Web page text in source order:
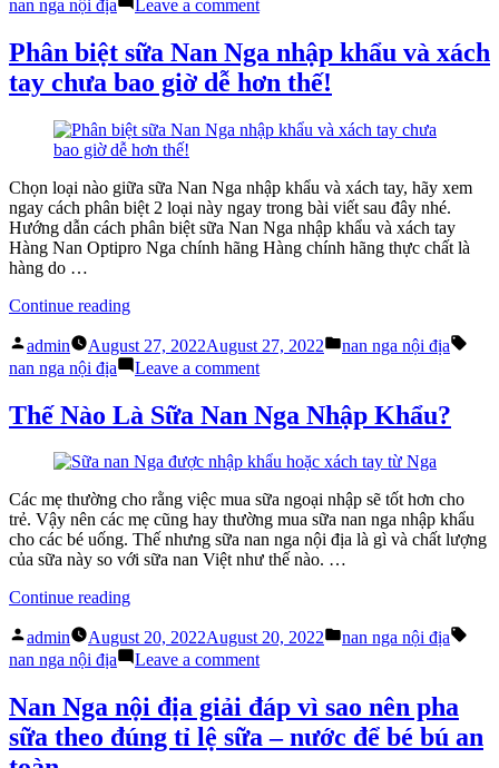
sữa
Nan
Nga
nhập
khẩu
và
xách
tay”
nan nga nội địa
Leave a comment
về
chất
lượng
sữa
Nan
nhập
khẩu
và
xách
Phân biệt sữa Nan Nga nhập khẩu và xách
tay chưa bao giờ dễ hơn thế!
Chọn loại nào giữa sữa Nan Nga nhập khẩu và xách tay, hãy xem
ngay cách phân biệt 2 loại này ngay trong bài viết sau đây nhé.
Hướng dẫn cách phân biệt sữa Nan Nga nhập khẩu và xách tay
Hàng Nan Optipro Nga chính hãng Hàng chính hãng thực chất là
hàng do …
Continue reading“Phân
sữa
Nan
nhập
khẩu
xách
chưa
bao
giờ
dễ
thế!”
Posted
by
admin August 27, 2022August 27, 2022
Posted
nan nga nội địa
nan nga nội địa
Leave a commenton
biệt
sữa
Nga
khẩu
và
xách
tay
dễ
hơn
Thế Nào Là Sữa Nan Nga Nhập Khẩu?
Các mẹ thường cho rằng việc mua sữa ngoại nhập sẽ tốt hơn cho
trẻ. Vậy nên các mẹ cũng hay thường mua sữa nan nga nhập khẩu
cho các bé uống. Thế nhưng sữa nan nga nội địa là gì và chất lượng
của sữa này so với sữa nan Việt như thế nào. …
Continue reading“Thế
Là
Sữa
Nga
Nhập
Khẩu?”
Posted
by
admin August 20, 2022August 20, 2022
Posted
nan nga nội địa
nan nga nội địa
Leave a commenton
Nào
Là
Sữa
Nan Nga nội địa giải đáp vì sao nên pha
sữa theo đúng tỉ lệ sữa – nước để bé bú an